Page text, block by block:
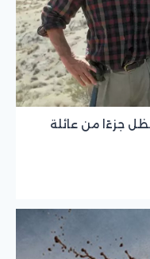
جزءًا من عائلة